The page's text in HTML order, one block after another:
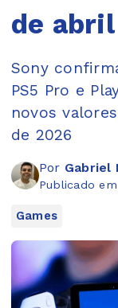
de abril
Sony
PS5 Pro e
novos
de 2026
Por Gabriel
Publicado
Games